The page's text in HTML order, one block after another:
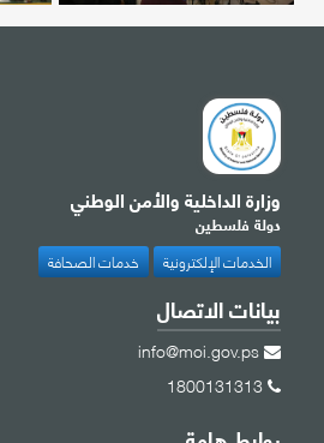
وزارة الداخلية والأمن الوطني
دولة فلسطين
الخدمات الإلكترونية خدمات الصحافة
بيانات الاتصال
info@moi.gov.ps